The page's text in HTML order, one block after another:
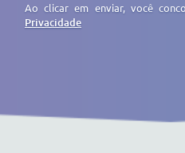
Ao clicar em enviar, você
Privacidade